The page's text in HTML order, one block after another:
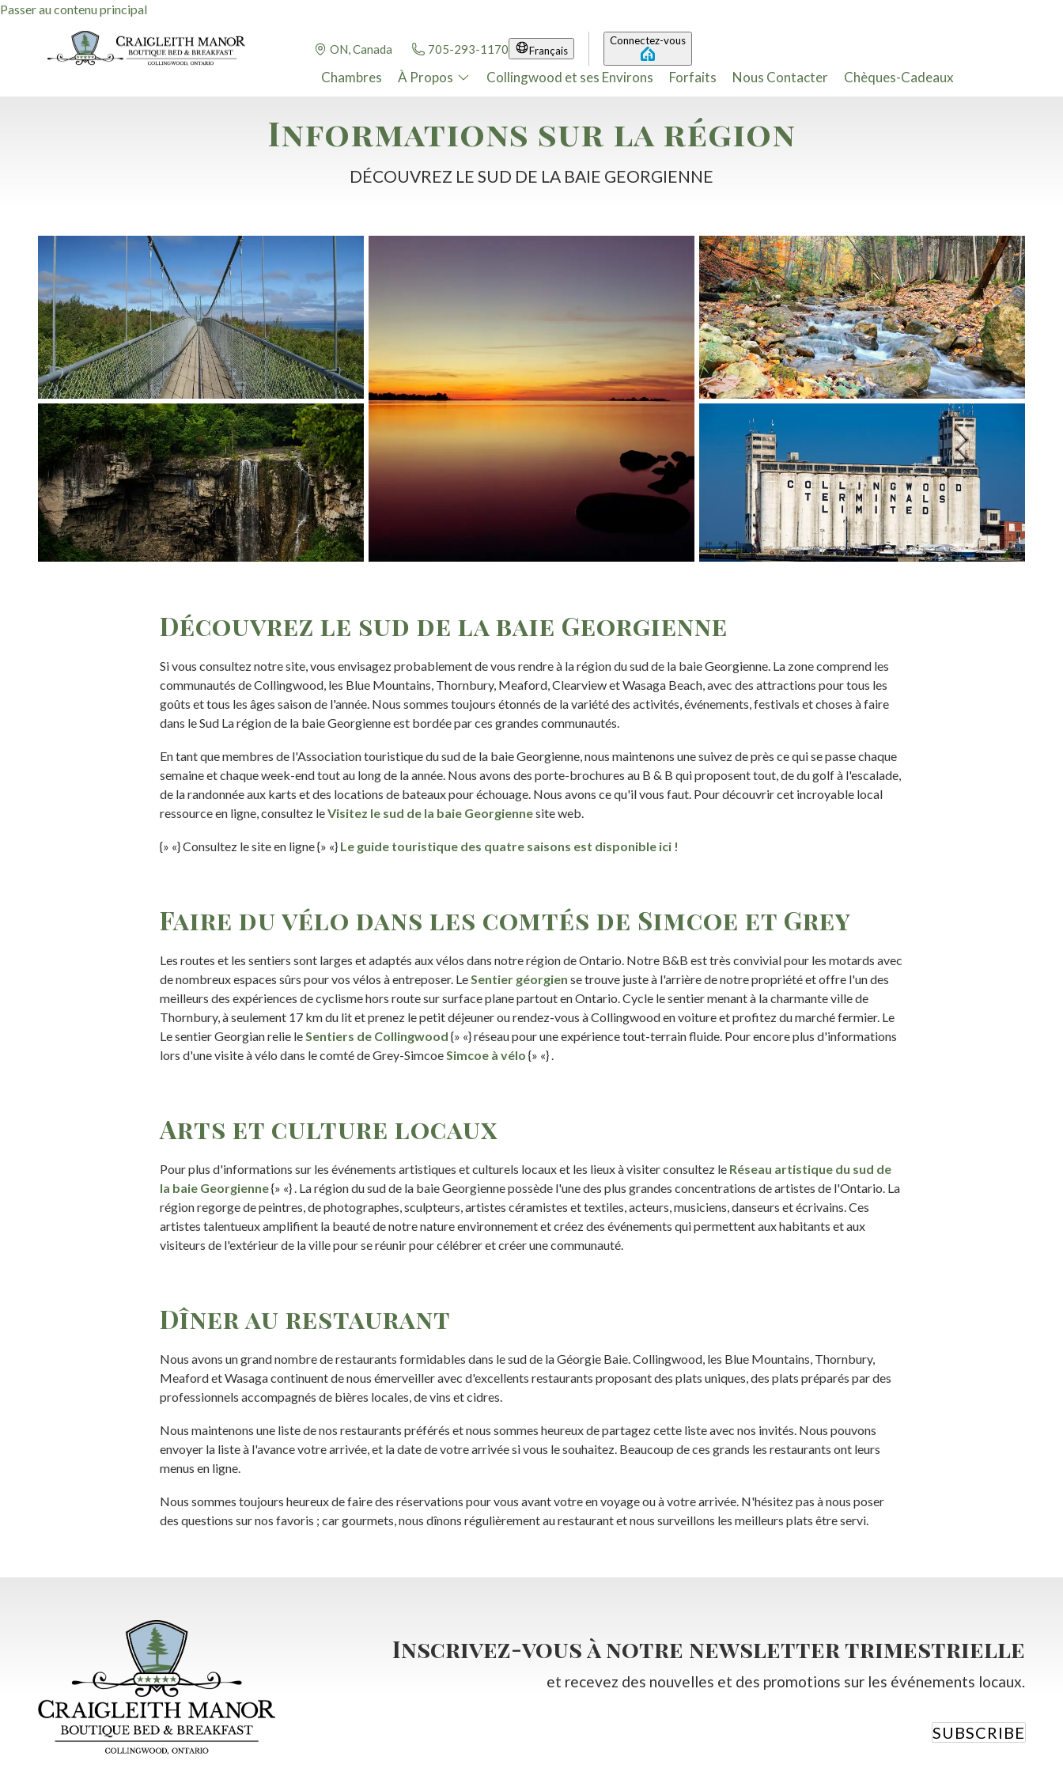
Passer au contenu principal
ON, Canada 705-293-1170 Français
Connectez-vous
Chambres À Propos Collingwood et ses Environs Forfaits Nous Contacter Chèques-Cadeaux
Informations sur la région
DÉCOUVREZ LE SUD DE LA BAIE GEORGIENNE
Découvrez le sud de la baie Georgienne
Si vous consultez notre site, vous envisagez probablement de vous rendre à la région du sud de la baie Georgienne. La zone comprend les
communautés de Collingwood, les Blue Mountains, Thornbury, Meaford, Clearview et Wasaga Beach, avec des attractions pour tous les
goûts et tous les âges saison de l'année. Nous sommes toujours étonnés de la variété des activités, événements, festivals et choses à faire
dans le Sud La région de la baie Georgienne est bordée par ces grandes communautés.
En tant que membres de l'Association touristique du sud de la baie Georgienne, nous maintenons une suivez de près ce qui se passe chaque
semaine et chaque week-end tout au long de la année. Nous avons des porte-brochures au B & B qui proposent tout, de du golf à l'escalade,
de la randonnée aux karts et des locations de bateaux pour échouage. Nous avons ce qu'il vous faut. Pour découvrir cet incroyable local
ressource en ligne, consultez leVisitez le sud de la baie Georgiennesite web.
{» «} Consultez le site en ligne {» «} Le guide touristique des quatre saisons est disponible ici !
Faire du vélo dans les comtés de Simcoe et Grey
Les routes et les sentiers sont larges et adaptés aux vélos dans notre région de Ontario. Notre B&B est très convivial pour les motards avec
de nombreux espaces sûrs pour vos vélos à entreposer. LeSentier géorgien se trouve juste à l'arrière de notre propriété et offre l'un des
meilleurs des expériences de cyclisme hors route sur surface plane partout en Ontario. Cycle le sentier menant à la charmante ville de
Thornbury, à seulement 17 km du lit et prenez le petit déjeuner ou rendez-vous à Collingwood en voiture et profitez du marché fermier. Le
Le sentier Georgian relie leSentiers de Collingwood {» «} réseau pour une expérience tout-terrain fluide. Pour encore plus d'informations
lors d'une visite à vélo dans le comté de Grey-SimcoeSimcoe à vélo {» «} .
Arts et culture locaux
Pour plus d'informations sur les événements artistiques et culturels locaux et les lieux à visiter consultez le Réseau artistique du sud de
la baie Georgienne{» «} . La région du sud de la baie Georgienne possède l'une des plus grandes concentrations de artistes de l'Ontario. La
région regorge de peintres, de photographes, sculpteurs, artistes céramistes et textiles, acteurs, musiciens, danseurs et écrivains. Ces
artistes talentueux amplifient la beauté de notre nature environnement et créez des événements qui permettent aux habitants et aux
visiteurs de l'extérieur de la ville pour se réunir pour célébrer et créer une communauté.
Dîner au restaurant
Nous avons un grand nombre de restaurants formidables dans le sud de la Géorgie Baie. Collingwood, les Blue Mountains, Thornbury,
Meaford et Wasaga continuent de nous émerveiller avec d'excellents restaurants proposant des plats uniques, des plats préparés par des
professionnels accompagnés de bières locales, de vins et cidres.
Nous maintenons une liste de nos restaurants préférés et nous sommes heureux de partagez cette liste avec nos invités. Nous pouvons
envoyer la liste à l'avance votre arrivée, et la date de votre arrivée si vous le souhaitez. Beaucoup de ces grands les restaurants ont leurs
menus en ligne.
Nous sommes toujours heureux de faire des réservations pour vous avant votre en voyage ou à votre arrivée. N'hésitez pas à nous poser
des questions sur nos favoris ; car gourmets, nous dînons régulièrement au restaurant et nous surveillons les meilleurs plats être servi.
Inscrivez-vous à notre newsletter trimestrielle
et recevez des nouvelles et des promotions sur les événements locaux.
SUBSCRIBE